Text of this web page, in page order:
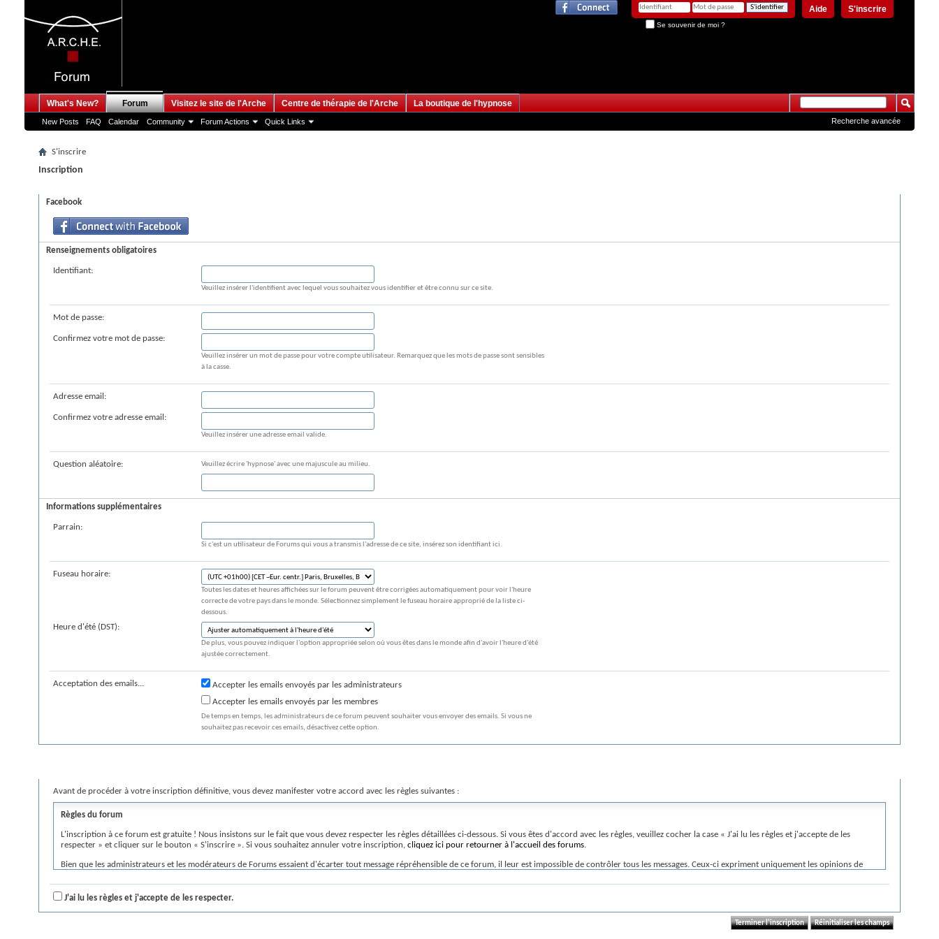
S'inscrire
Aide
Se souvenir de moi ?
What's New? Forum
New Posts FAQ Calendar Community Forum Actions Quick Links
Visitez le site de l'Arche Centre de thérapie de l'Arche La boutique de l'hypnose
Recherche avancée
S'inscrire
Inscription
Facebook
Renseignements obligatoires
Identifiant:
Veuillez insérer l'identifient avec lequel vous souhaitez vous identifier et être connu sur ce site.
Mot de passe:
Confirmez votre mot de passe:
Veuillez insérer un mot de passe pour votre compte utilisateur. Remarquez que les mots de passe sont sensibles
à la casse.
Adresse email:
Confirmez votre adresse email:
Veuillez insérer une adresse email valide.
Question aléatoire: Veuillez écrire 'hypnose' avec une majuscule au milieu.
Informations supplémentaires
Parrain:
Si c'est un utilisateur de Forums qui vous a transmis l'adresse de ce site, insérez son identifiant ici.
Fuseau horaire:
Toutes les dates et heures affichées sur le forum peuvent être corrigées automatiquement pour voir l'heure
correcte de votre pays dans le monde. Sélectionnez simplement le fuseau horaire approprié de la liste ci-
dessous.
Heure d'été (DST):
De plus, vous pouvez indiquer l'option appropriée selon où vous êtes dans le monde afin d'avoir l'heure d'été
ajustée correctement.
Acceptation des emails...
Accepter les emails envoyés par les administrateurs
Accepter les emails envoyés par les membres
De temps en temps, les administrateurs de ce forum peuvent souhaiter vous envoyer des emails. Si vous ne
souhaitez pas recevoir ces emails, désactivez cette option.
Avant de procéder à votre inscription définitive, vous devez manifester votre accord avec les règles suivantes :
Règles du forum
L'inscription à ce forum est gratuite ! Nous insistons sur le fait que vous devez respecter les règles détaillées ci-dessous. Si vous êtes d'accord avec les règles, veuillez cocher la case « J'ai lu les règles et j'accepte de les
respecter » et cliquer sur le bouton « S'inscrire ». Si vous souhaitez annuler votre inscription, cliquez ici pour retourner à l'accueil des forums.
Bien que les administrateurs et les modérateurs de Forums essaient d'écarter tout message répréhensible de ce forum, il leur est impossible de contrôler tous les messages. Ceux-ci expriment uniquement les opinions de
responsables du contenu des messages dont ils ne sont pas les auteurs.
En acceptant ces règles, vous vous engagez à n'écrire aucun message à caractère obscène, vulgaire, discriminatoire, menaçant, diffamatoire, injurieux ou contraire aux lois et règlements en vigueur.
Vous autorisez les propriétaires de Forums à supprimer, modifier, déplacer ou fermer n'importe quel message pour n'importe quelle raison et sans autorisation préalable de votre part.
J'ai lu les règles et j'accepte de les respecter.